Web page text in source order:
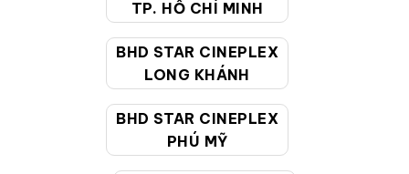
TP. HỒ CHÍ MINH
BHD STAR CINEPLEX
LONG KHÁNH
BHD STAR CINEPLEX
PHÚ MỸ
19002099
Giờ làm việc: 9:00 - 22:00 (Tất cả các ngày bao
cskh@bhdstar.vn